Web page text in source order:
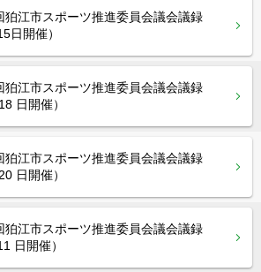
狛江市スポーツ推進委員会議会議録
日開催）
狛江市スポーツ推進委員会議会議録
日開催）
狛江市スポーツ推進委員会議会議録
日開催）
狛江市スポーツ推進委員会議会議録
日開催）